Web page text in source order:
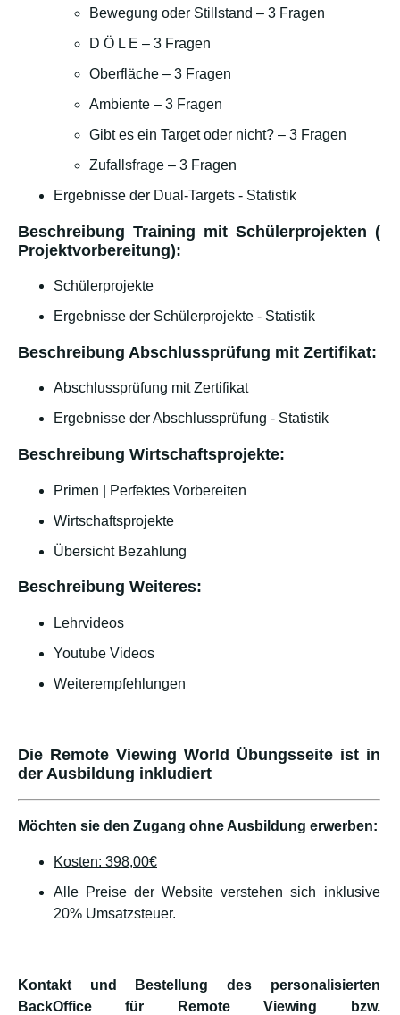
Bewegung oder Stillstand – 3 Fragen
D Ö L E – 3 Fragen
Oberfläche – 3 Fragen
Ambiente – 3 Fragen
Gibt es ein Target oder nicht? – 3 Fragen
Zufallsfrage – 3 Fragen
Ergebnisse der Dual-Targets - Statistik
Beschreibung Training mit Schülerprojekten (
Projektvorbereitung):
Schülerprojekte
Ergebnisse der Schülerprojekte - Statistik
Beschreibung Abschlussprüfung mit Zertifikat:
Abschlussprüfung mit Zertifikat
Ergebnisse der Abschlussprüfung - Statistik
Beschreibung Wirtschaftsprojekte:
Primen | Perfektes Vorbereiten
Wirtschaftsprojekte
Übersicht Bezahlung
Beschreibung Weiteres:
Lehrvideos
Youtube Videos
Weiterempfehlungen
Die Remote Viewing World Übungsseite ist in
der Ausbildung inkludiert
Möchten sie den Zugang ohne Ausbildung erwerben:
Kosten: 398,00€
Alle Preise der Website verstehen sich inklusive
20% Umsatzsteuer.
Kontakt und Bestellung des personalisierten
BackOffice für Remote Viewing bzw.